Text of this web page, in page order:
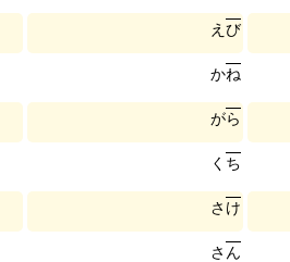
え び
かね
がら
く ち
さ け
さ ん